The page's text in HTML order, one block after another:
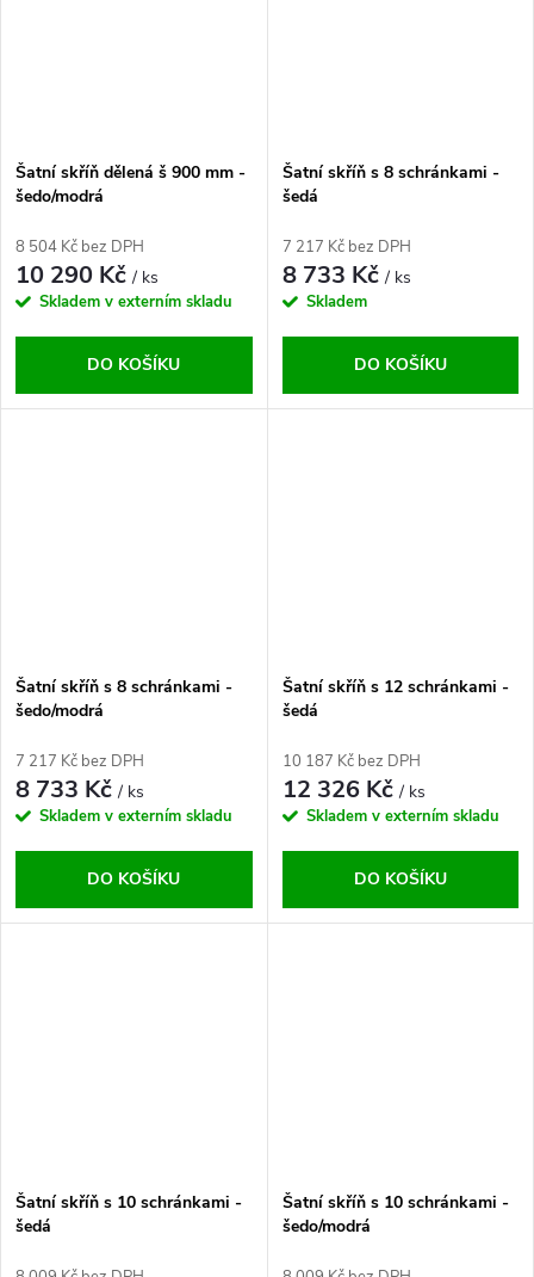
Šatní skříň dělená š 900 mm -
šedo/modrá
8 504 Kč bez DPH
10 290 Kč/ ks
Skladem v externím skladu
DO KOŠÍKU
Šatní skříň s 8 schránkami -
šedá
7 217 Kč bez DPH
8 733 Kč/ ks
Skladem
DO KOŠÍKU
Šatní skříň s 8 schránkami -
šedo/modrá
7 217 Kč bez DPH
8 733 Kč/ ks
Skladem v externím skladu
DO KOŠÍKU
Šatní skříň s 12 schránkami -
šedá
10 187 Kč bez DPH
12 326 Kč/ ks
Skladem v externím skladu
DO KOŠÍKU
Šatní skříň s 10 schránkami -
šedá
Šatní skříň s 10 schránkami -
šedo/modrá